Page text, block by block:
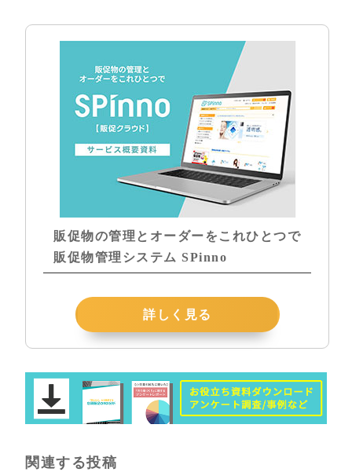
販促物の管理とオーダーをこれひとつで
販促物管理システム SPinno
詳しく見る
関連する投稿